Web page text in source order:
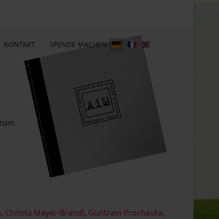
KONTAKT SPENDE MACHEN
, Christa Mayer-Brandl, Guntram Prochaska,